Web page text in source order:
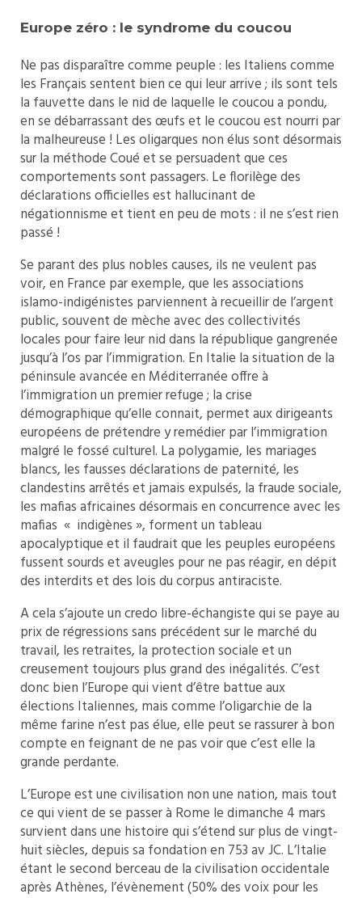
Europe zéro : le syndrome du coucou
Ne pas disparaître comme peuple : les Italiens comme
les Français sentent bien ce qui leur arrive ; ils sont tels
la fauvette dans le nid de laquelle le coucou a pondu,
en se débarrassant des œufs et le coucou est nourri par
la malheureuse ! Les oligarques non élus sont désormais
sur la méthode Coué et se persuadent que ces
comportements sont passagers. Le florilège des
déclarations officielles est hallucinant de
négationnisme et tient en peu de mots : il ne s’est rien
passé !
Se parant des plus nobles causes, ils ne veulent pas
voir, en France par exemple, que les associations
islamo-indigénistes parviennent à recueillir de l’argent
public, souvent de mèche avec des collectivités
locales pour faire leur nid dans la république gangrenée
jusqu’à l’os par l’immigration. En Italie la situation de la
péninsule avancée en Méditerranée offre à
l’immigration un premier refuge ; la crise
démographique qu’elle connait, permet aux dirigeants
européens de prétendre y remédier par l’immigration
malgré le fossé culturel. La polygamie, les mariages
blancs, les fausses déclarations de paternité, les
clandestins arrêtés et jamais expulsés, la fraude sociale,
les mafias africaines désormais en concurrence avec les
mafias « indigènes », forment un tableau
apocalyptique et il faudrait que les peuples européens
fussent sourds et aveugles pour ne pas réagir, en dépit
des interdits et des lois du corpus antiraciste.
A cela s’ajoute un credo libre-échangiste qui se paye au
prix de régressions sans précédent sur le marché du
travail, les retraites, la protection sociale et un
creusement toujours plus grand des inégalités. C’est
donc bien l’Europe qui vient d’être battue aux
élections Italiennes, mais comme l’oligarchie de la
même farine n’est pas élue, elle peut se rassurer à bon
compte en feignant de ne pas voir que c’est elle la
grande perdante.
L’Europe est une civilisation non une nation, mais tout
ce qui vient de se passer à Rome le dimanche 4 mars
survient dans une histoire qui s’étend sur plus de vingt-
huit siècles, depuis sa fondation en 753 av JC. L’Italie
étant le second berceau de la civilisation occidentale
après Athènes, l’évènement (50% des voix pour les